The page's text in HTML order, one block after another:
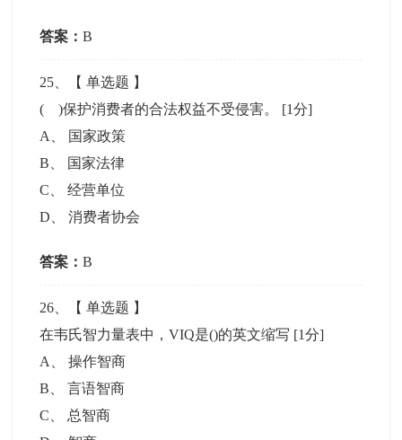
答案：B
25 、【单选题 】
( )保护消费者的合法权益不受侵害。 [1分]
A
国家政策
B
国家法律
C 、经营单位
D 、消费者协会
答案：B
26 、【单选题 】
在韦氏智力量表中，VIQ是()的英文缩写 [1分]
A
、操作智商
B 、言语智商
C
总智商